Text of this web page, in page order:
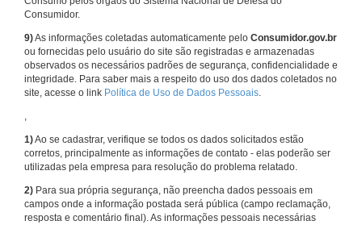
Consumidor.
9)As informações coletadas automaticamente pelo Consumidor.gov.br
ou fornecidas pelo usuário do site são registradas e armazenadas
observados os necessários padrões de segurança, confidencialidade e
integridade. Para saber mais a respeito do uso dos dados coletados no
site, acesse o link Política de Uso de Dados Pessoais.
,
1)Ao se cadastrar, verifique se todos os dados solicitados estão
corretos, principalmente as informações de contato - elas poderão ser
utilizadas pela empresa para resolução do problema relatado.
2) Para sua própria segurança, não preencha dados pessoais em
campos onde a informação postada será pública (campo reclamação,
resposta e comentário final). As informações pessoais necessárias